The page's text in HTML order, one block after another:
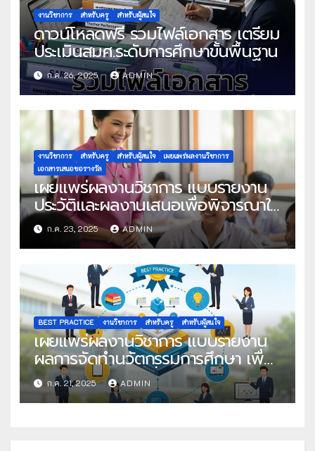
งานวิชาการ สำหรับครู สำหรับผู้สนใจ
ดาวน์โหลดฟรี รวมไฟล์เอกสาร เตรียม
ประเมินสมศ.ระดับการศึกษาขั้นพื้นฐาน
ก.ค. 26, 2025 ADMIN
งานวิชาการ สำหรับครู สำหรับผู้สนใจ
เผยแพร่ผลงานวิชาการ
เอกสารเสนอขอรางวัล
เผยแพร่ผลงานวิชาการ แบบรายงาน
ประวัติและผลงานเสนอเพื่อพิจารณาใน
โครงการครูดีในดวงใจ ประจำปี 2568
ครั้งที่ 22
ก.ค. 23, 2025 ADMIN
BEST PRACTICE งานวิชาการ สำหรับครู สำหรับผู้สนใจ
เผยแพร่ผลงานวิชาการ แบบรายงาน
ผลการจัดทำนวัตกรรมการศึกษา เพื่อ
คัดเลือกวิธีปฏิบัติที่เป็นเลิศ
ก.ค. 21, 2025 ADMIN